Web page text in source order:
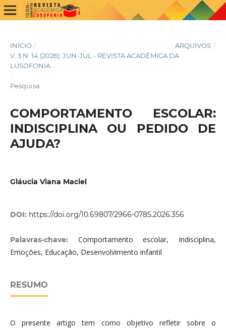
INÍCIO / ARQUIVOS /
V. 3 N. 14 (2026): JUN-JUL - REVISTA ACADÊMICA DA
LUSOFONIA
/
Pesquisa
COMPORTAMENTO ESCOLAR:
INDISCIPLINA OU PEDIDO DE
AJUDA?
Gláucia Viana Maciel
DOI: https://doi.org/10.69807/2966-0785.2026.356
Palavras-chave: Comportamento escolar, Indisciplina,
Emoções, Educação, Desenvolvimento infantil
RESUMO
O presente artigo tem como objetivo refletir sobre o